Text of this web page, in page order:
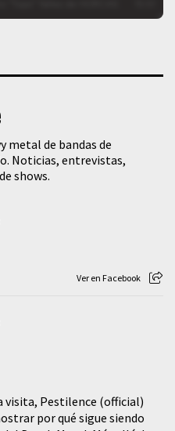
metal de bandas de
Noticias, entrevistas,
shows.
Ver en Facebook
visita, Pestilence (official)
por qué sigue siendo